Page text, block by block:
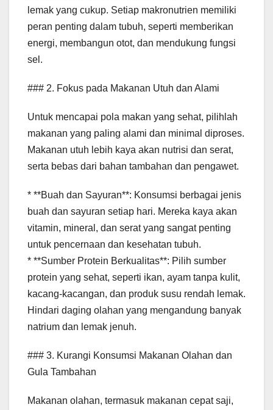
lemak yang cukup. Setiap makronutrien memiliki
peran penting dalam tubuh, seperti memberikan
energi, membangun otot, dan mendukung fungsi
sel.
### 2. Fokus pada Makanan Utuh dan Alami
Untuk mencapai pola makan yang sehat, pilihlah
makanan yang paling alami dan minimal diproses.
Makanan utuh lebih kaya akan nutrisi dan serat,
serta bebas dari bahan tambahan dan pengawet.
* **Buah dan Sayuran**: Konsumsi berbagai jenis
buah dan sayuran setiap hari. Mereka kaya akan
vitamin, mineral, dan serat yang sangat penting
untuk pencernaan dan kesehatan tubuh.
* **Sumber Protein Berkualitas**: Pilih sumber
protein yang sehat, seperti ikan, ayam tanpa kulit,
kacang-kacangan, dan produk susu rendah lemak.
Hindari daging olahan yang mengandung banyak
natrium dan lemak jenuh.
### 3. Kurangi Konsumsi Makanan Olahan dan
Gula Tambahan
Makanan olahan, termasuk makanan cepat saji,